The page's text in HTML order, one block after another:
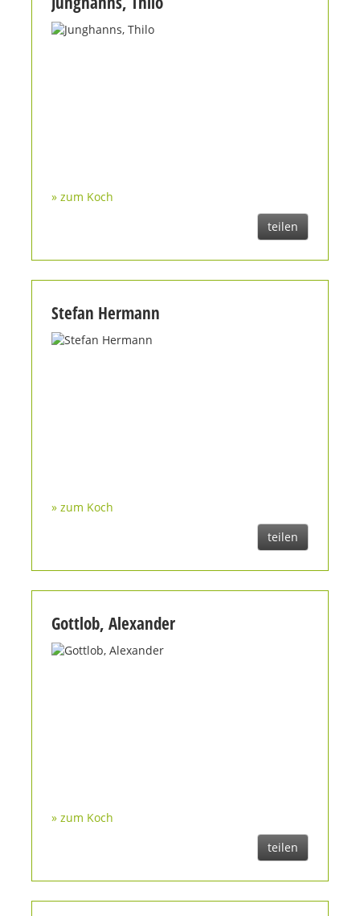
» zum Koch
teilen
Stefan Hermann
» zum Koch
teilen
Gottlob, Alexander
» zum Koch
teilen